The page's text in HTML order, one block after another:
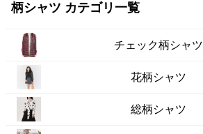
柄シャツ カテゴリ一覧
チェック柄シャツ
花柄シャツ
総柄シャツ